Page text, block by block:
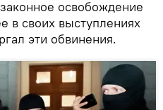
освобождение
в своих выступлениях
эти обвинения.